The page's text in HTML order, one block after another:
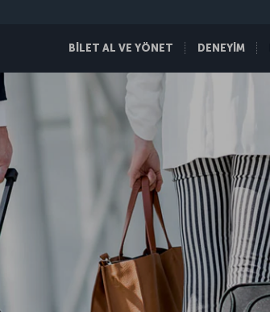
BİLET AL VE YÖNET DENEYİM